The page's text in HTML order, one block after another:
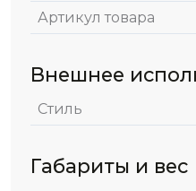
Артикул товара
Внешнее
Стиль
Габариты и вес